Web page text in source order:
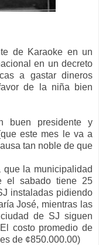
de Karaoke en un
en un decreto
a gastar dineros
de la niña bien
buen presidente y
este mes le va a
tan noble de que
que la municipalidad
el sabado tiene 25
instaladas pidiendo
José, mientras las
de SJ siguen
costo promedio de
de ¢850.000.00)